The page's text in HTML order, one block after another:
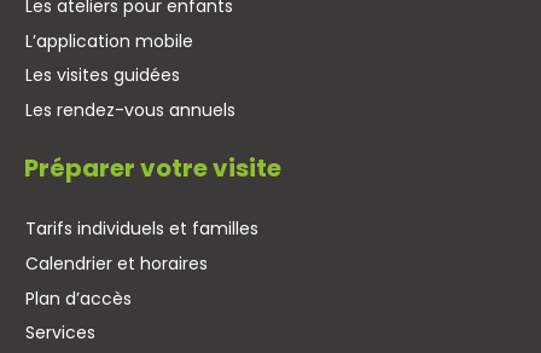
Les ateliers pour enfants
L’application mobile
Les visites guidées
Les rendez-vous annuels
Préparer votre visite
Tarifs individuels et familles
Calendrier et horaires
Plan d’accès
Services